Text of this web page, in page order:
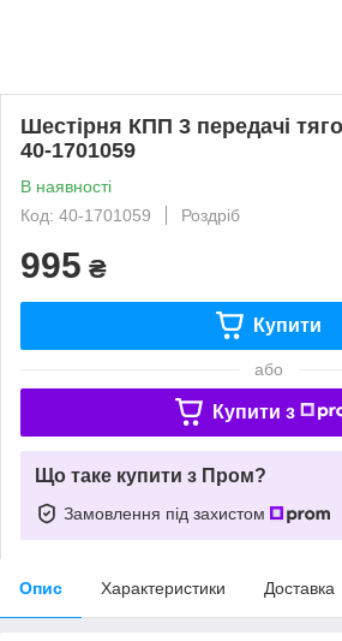
Шестірня КПП 3 передачі
40-1701059
В наявності
Код: 40-1701059
Роздріб
995 ₴
Купити
або
Купити з
Що таке купити з Пром?
Замовлення під захистом
Опис Характеристики Доставка